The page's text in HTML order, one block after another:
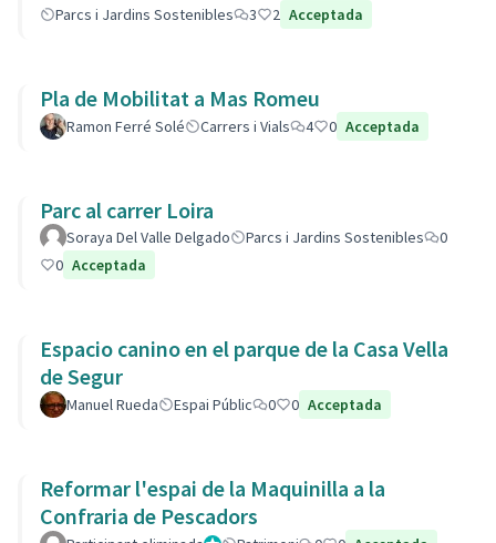
Parcs i Jardins Sostenibles
3 2 Acceptada
Pla de Mobilitat a Mas Romeu
Ramon Ferré Solé Carrers i Vials 4 0 Acceptada
Parc al carrer Loira
Soraya Del Valle Delgado Parcs i Jardins Sostenibles
0
0 Acceptada
Espacio canino en el parque de la Casa Vella
de Segur
Manuel Rueda Espai Públic 0 0 Acceptada
Reformar l'espai de la Maquinilla a la
Confraria de Pescadors